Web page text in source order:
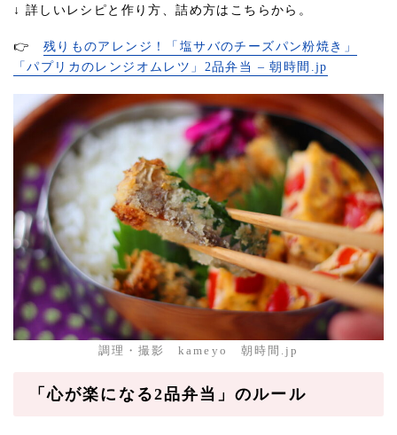
↓ 詳しいレシピと作り方、詰め方はこちらから。
👉 残りものアレンジ！「塩サバのチーズパン粉焼き」
「パプリカのレンジオムレツ」2品弁当 – 朝時間.jp
調理・撮影 kameyo 朝時間.jp
「心が楽になる2品弁当」のルール